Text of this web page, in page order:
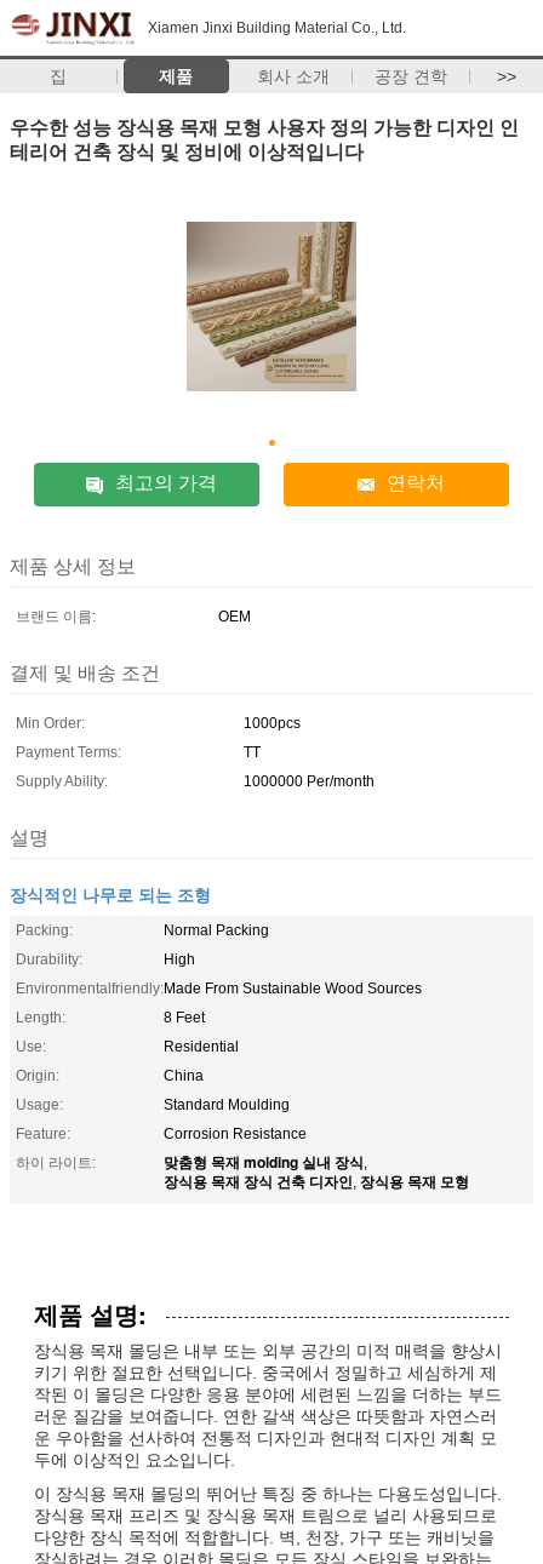
Xiamen Jinxi Building Material Co., Ltd.
집 제품 회사 소개 공장 견학 >>
우수한 성능 장식용 목재 모형 사용자 정의 가능한 디자인 인
테리어 건축 장식 및 정비에 이상적입니다
최고의 가격 연락처
제품 상세 정보
브랜드 이름: OEM
결제 및 배송 조건
Min Order:
1000pcs
Payment Terms:
TT
Supply Ability:
1000000 Per/month
설명
장식적인 나무로 되는 조형
Packing:
Normal Packing
Durability:
High
Environmentalfriendly:Made From Sustainable Wood Sources
Length:
8 Feet
Use:
Residential
Origin:
China
Usage:
Standard Moulding
Feature:
Corrosion Resistance
하이 라이트:
맞춤형 목재 molding 실내 장식,
장식용 목재 장식 건축 디자인, 장식용 목재 모형
제품 설명:
장식용 목재 몰딩은 내부 또는 외부 공간의 미적 매력을 향상시
키기 위한 절묘한 선택입니다. 중국에서 정밀하고 세심하게 제
작된 이 몰딩은 다양한 응용 분야에 세련된 느낌을 더하는 부드
러운 질감을 보여줍니다. 연한 갈색 색상은 따뜻함과 자연스러
운 우아함을 선사하여 전통적 디자인과 현대적 디자인 계획 모
두에 이상적인 요소입니다.
이 장식용 목재 몰딩의 뛰어난 특징 중 하나는 다용도성입니다.
장식용 목재 프리즈 및 장식용 목재 트림으로 널리 사용되므로
다양한 장식 목적에 적합합니다. 벽, 천장, 가구 또는 캐비닛을
장식하려는 경우 이러한 몰딩은 모든 장식 스타일을 보완하는